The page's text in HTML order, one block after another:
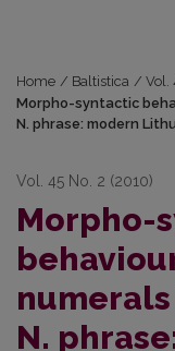
Home / Baltistica / Vol.
Morpho-syntactic
N. phrase: modern
Vol. 45 No. 2 (2010)
Morpho-
N.